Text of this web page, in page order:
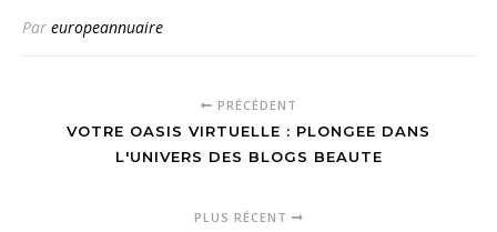
efficiente en 5
Par europeannuaire
PRÉCÉDENT
VOTRE OASIS VIRTUELLE : PLONGEE DANS
L'UNIVERS DES BLOGS BEAUTE
PLUS RÉCENT